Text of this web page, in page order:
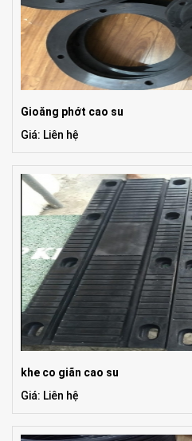
Gioăng phớt cao su
Giá: Liên hệ
khe co giãn cao su
Giá: Liên hệ